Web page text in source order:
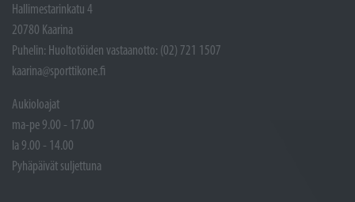
Hallimestarinkatu 4
20780 Kaarina
Puhelin: Huoltotöiden vastaanotto: (02) 721 1507
kaarina@sporttikone.fi
Aukioloajat
ma-pe 9.00 - 17.00
la 9.00 - 14.00
Pyhäpäivät suljettuna